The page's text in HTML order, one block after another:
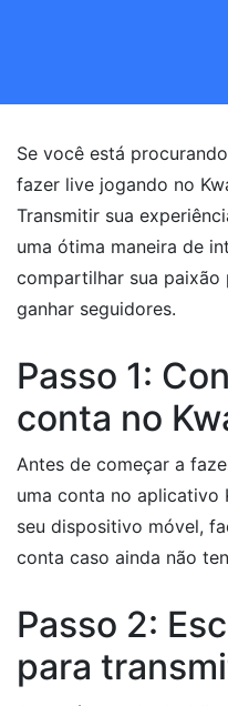
Se você está
fazer live jogando no
Transmitir sua
uma ótima maneira de
compartilhar sua paixão
ganhar seguidores.
Passo 1:
conta no
Antes de começar a
uma conta no aplicativo
seu dispositivo móvel,
conta caso ainda não
Passo 2:
para